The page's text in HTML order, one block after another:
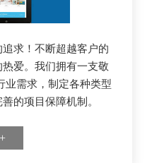
求！不断超越客户的
爱。我们拥有一支敬
业需求，制定各种类型
的项目保障机制。